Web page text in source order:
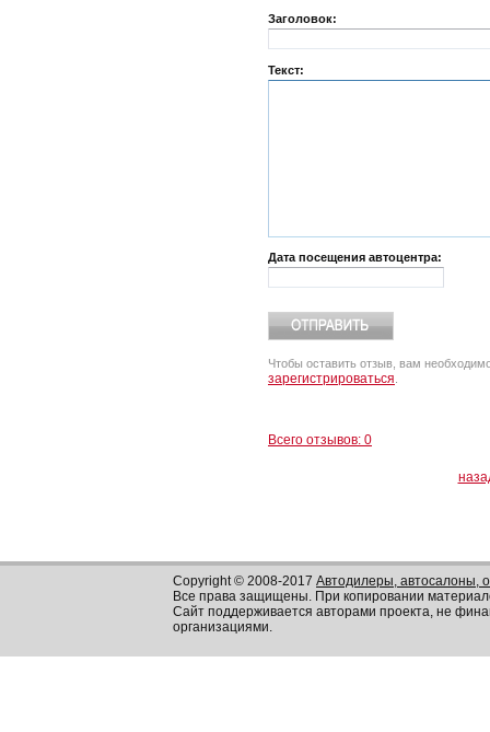
Заголовок:
Текст:
Дата посещения автоцентра:
Чтобы оставить отзыв, вам
зарегистрироваться
Всего отзывов: 0
Copyright © 2008-2017 Автодилеры, автосалоны,
Все права защищены. При копировании
Сайт поддерживается авторами проекта, не
организациями.